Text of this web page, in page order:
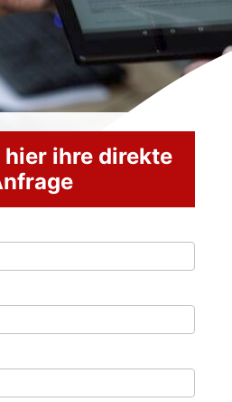
hier ihre direkte